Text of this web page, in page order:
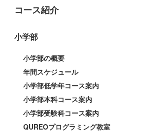
コース紹介
小学部
小学部の概要
年間スケジュール
小学部低学年コース案内
小学部本科コース案内
小学部受験科コース案内
QUREOプログラミング教室